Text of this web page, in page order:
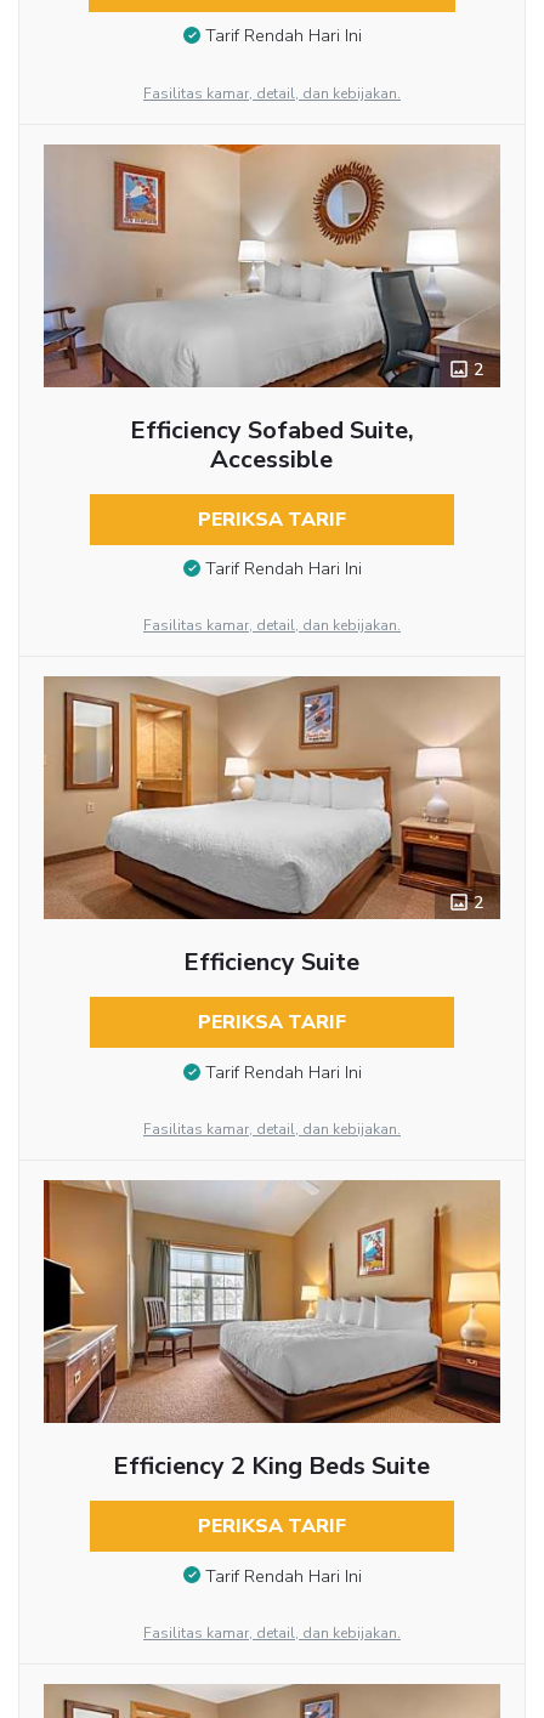
Tarif Rendah Hari Ini
Fasilitas kamar, detail, dan kebijakan.
2
Efficiency Sofabed Suite,
Accessible
PERIKSA TARIF
Tarif Rendah Hari Ini
Fasilitas kamar, detail, dan kebijakan.
2
Efficiency Suite
PERIKSA TARIF
Tarif Rendah Hari Ini
Fasilitas kamar, detail, dan kebijakan.
Efficiency 2 King Beds Suite
PERIKSA TARIF
Tarif Rendah Hari Ini
Fasilitas kamar, detail, dan kebijakan.